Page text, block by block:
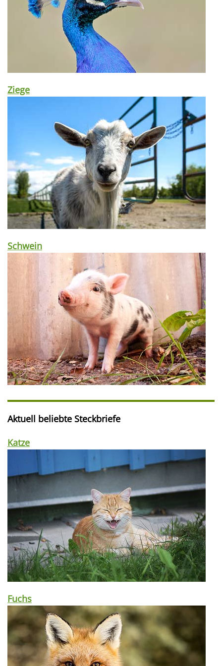
Ziege
Schwein
Aktuell beliebte Steckbriefe
Katze
Fuchs